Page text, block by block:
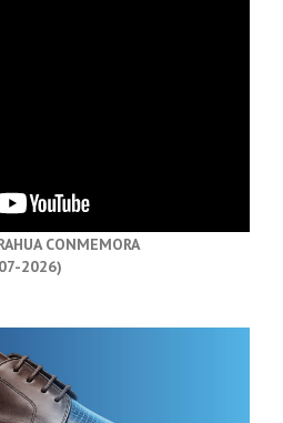
CONMEMORA
2026)